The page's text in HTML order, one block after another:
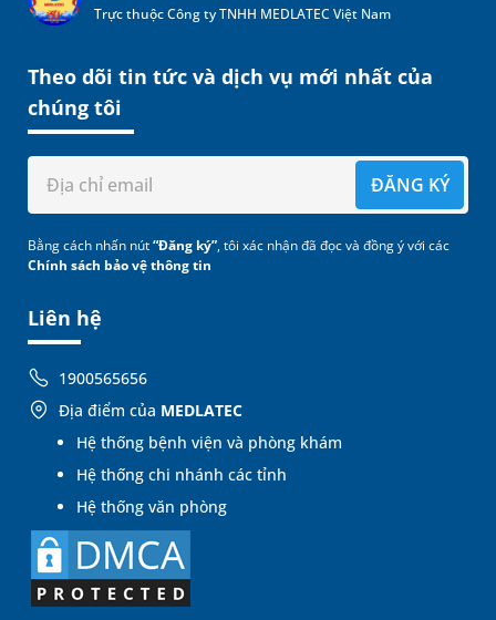
Trực thuộc Công ty TNHH MEDLATEC Việt Nam
Liên hệ
1900565656
Địa điểm của MEDLATEC
Hệ thống bệnh viện và phòng khám
Hệ thống chi nhánh các tỉnh
Hệ thống văn phòng
Theo dõi tin tức và dịch vụ mới nhất của
chúng tôi
ĐĂNG KÝ
Bằng cách nhấn nút“Đăng ký”, tôi xác nhận đã đọc và đồng ý với các
Chính sách bảo vệ thông tin